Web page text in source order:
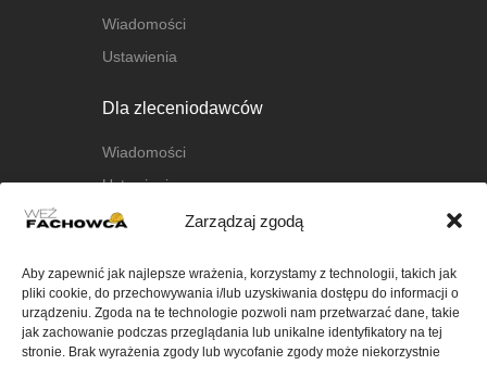
Zarządzaj zgodą
Aby zapewnić jak najlepsze wrażenia, korzystamy z technologii, takich jak
pliki cookie, do przechowywania i/lub uzyskiwania dostępu do informacji o
urządzeniu. Zgoda na te technologie pozwoli nam przetwarzać dane, takie
jak zachowanie podczas przeglądania lub unikalne identyfikatory na tej
stronie. Brak wyrażenia zgody lub wycofanie zgody może niekorzystnie
Wiadomości
Ustawienia
Dla zleceniodawców
Wiadomości
Ustawienia
O platformie
FAQ
Kontakt